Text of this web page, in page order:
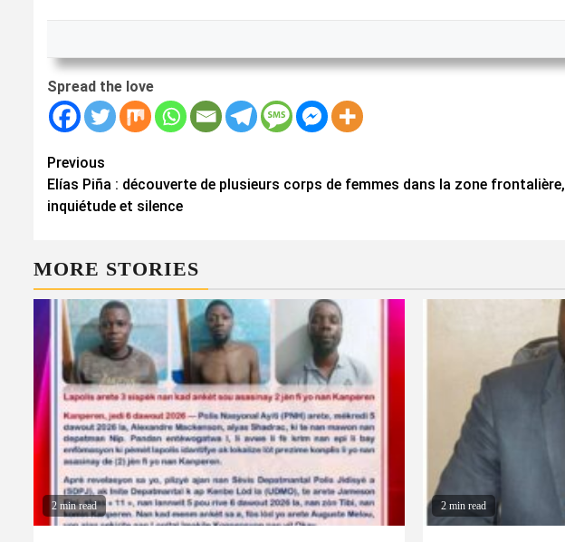
Spread the love
Continue
Reading
Previous
Elías Piña : découverte de plusieurs corps de femmes dans la zone frontalière,
inquiétude et silence
MORE STORIES
2 min read 2 min read